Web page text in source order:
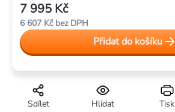
Tisk
Hlídat
Sdílet
7 995 Kč
6 607 Kč bez DPH
cena:
Přidat do košíku